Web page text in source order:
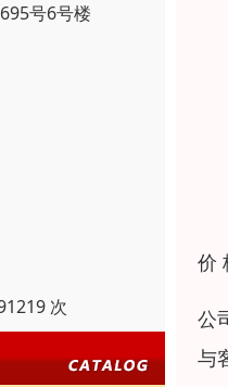
号6号楼
次
价
公
与